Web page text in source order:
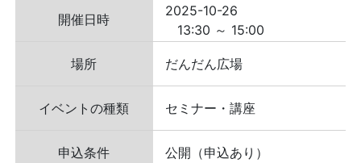
開催日時
2025-10-26
13:30 ～ 15:00
場所 だんだん広場
イベントの種類 セミナー・講座
申込条件 公開（申込あり）